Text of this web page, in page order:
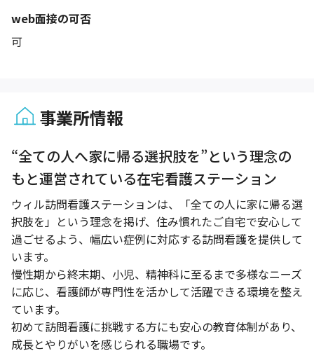
web面接の可否
可
事業所情報
“全ての人へ家に帰る選択肢を”という理念の
もと運営されている在宅看護ステーション
ウィル訪問看護ステーションは、「全ての人に家に帰る選
択肢を」という理念を掲げ、住み慣れたご自宅で安心して
過ごせるよう、幅広い症例に対応する訪問看護を提供して
います。
慢性期から終末期、小児、精神科に至るまで多様なニーズ
に応じ、看護師が専門性を活かして活躍できる環境を整え
ています。
初めて訪問看護に挑戦する方にも安心の教育体制があり、
成長とやりがいを感じられる職場です。